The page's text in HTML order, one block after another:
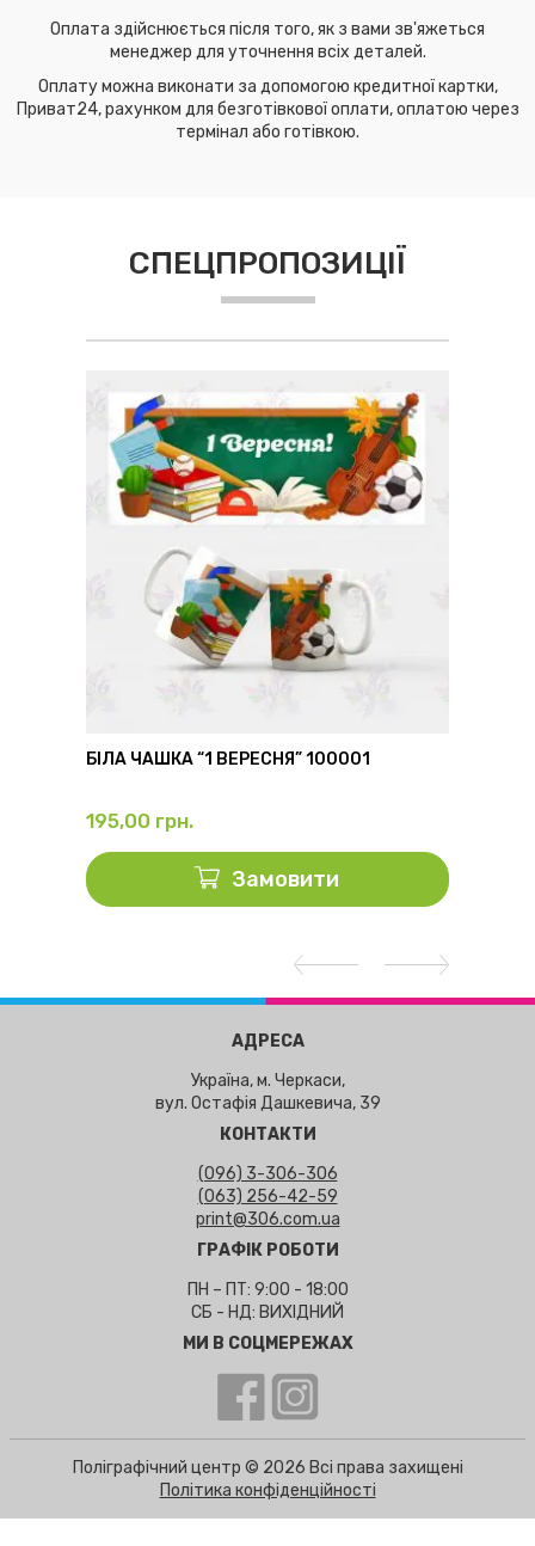
Оплата здійснюється після того, як з вами зв'яжеться
менеджер для уточнення всіх деталей.
Оплату можна виконати за допомогою кредитної картки,
Приват24, рахунком для безготівкової оплати, оплатою через
термінал або готівкою.
СПЕЦПРОПОЗИЦІЇ
БІЛА ЧАШКА “1 ВЕРЕСНЯ” 100001
195,00 грн.
Замовити
АДРЕСА
Україна, м. Черкаси,
вул. Остафія Дашкевича, 39
КОНТАКТИ
(096) 3-306-306
(063) 256-42-59
print@306.com.ua
ГРАФІК РОБОТИ
ПН – ПТ: 9:00 - 18:00
СБ - НД: ВИХІДНИЙ
МИ В СОЦМЕРЕЖАХ
Поліграфічний центр © 2026 Всі права захищені
Політика конфіденційності